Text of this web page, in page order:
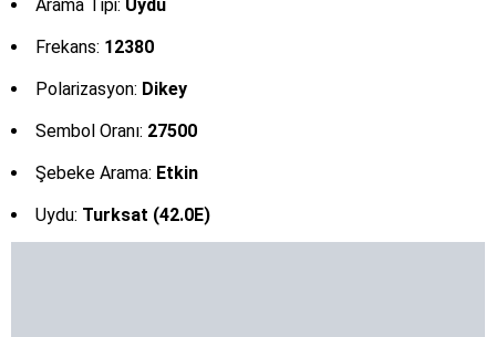
Arama Tipi: Uydu
Frekans: 12380
Polarizasyon: Dikey
Sembol Oranı: 27500
Şebeke Arama: Etkin
Uydu: Turksat (42.0E)